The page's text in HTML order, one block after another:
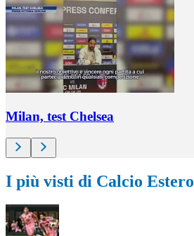
Milan, test Chelsea
I più visti di Calcio Estero